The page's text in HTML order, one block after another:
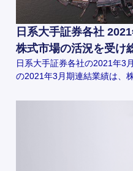
日系大手証券各社
株式市場の活況を受け
日系大手証券各社の2021年3
の2021年3月期連結業績は、